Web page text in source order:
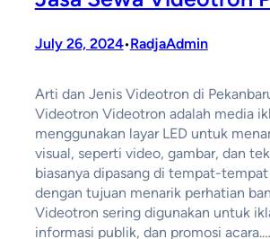
July 26, 2024•RadjaAdmin
Arti dan Jenis Videotron di
Videotron Videotron adalah media
menggunakan layar LED untuk
visual, seperti video, gambar, dan
biasanya dipasang di tempat-
dengan tujuan menarik perhatian
Videotron sering digunakan untuk
informasi publik, dan promosi acara.…